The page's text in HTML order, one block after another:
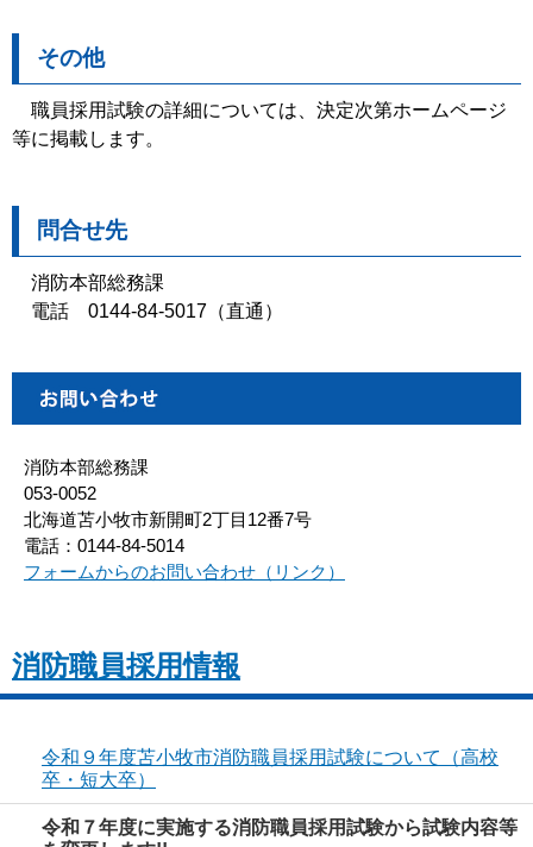
その他
職員採用試験の詳細については、決定次第ホームページ
等に掲載します。
問合せ先
消防本部総務課
電話 0144-84-5017（直通）
消防本部総務課
053-0052
北海道苫小牧市新開町2丁目12番7号
電話：0144-84-5014
フォームからのお問い合わせ（リンク）
消防職員採用情報
令和９年度苫小牧市消防職員採用試験について（高校
卒・短大卒）
令和７年度に実施する消防職員採用試験から試験内容等